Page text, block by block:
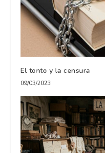
El tonto y la censura
09/03/2023